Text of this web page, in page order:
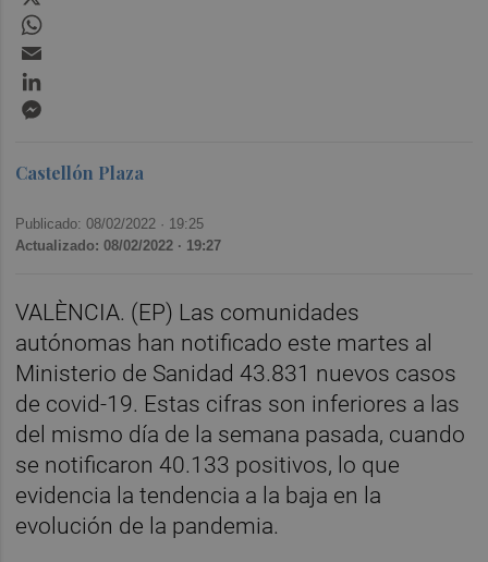
Castellón Plaza
Publicado: 08/02/2022 · 19:25
Actualizado: 08/02/2022 · 19:27
VALÈNCIA. (EP) Las comunidades
autónomas han notificado este martes al
Ministerio de Sanidad 43.831 nuevos casos
de covid-19. Estas cifras son inferiores a las
del mismo día de la semana pasada, cuando
se notificaron 40.133 positivos, lo que
evidencia la tendencia a la baja en la
evolución de la pandemia.